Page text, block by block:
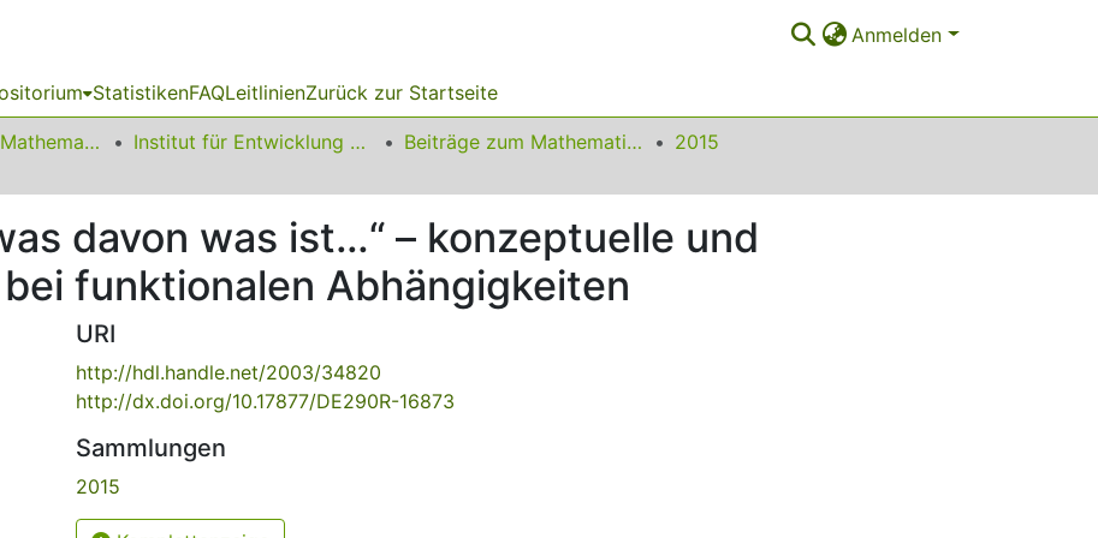
Anmelden
StatistikenFAQLeitlinienZurück zur Startseite
01 Fakultät für Mathematik Institut für Entwicklung und Erforschung des Mathematikunterrichts Beiträge zum Mathematikunterricht
2015
davon was ist…“ – konzeptuelle und
funktionalen Abhängigkeiten
URI
http://hdl.handle.net/2003/34820
http://dx.doi.org/10.17877/DE290R-16873
Sammlungen
2015